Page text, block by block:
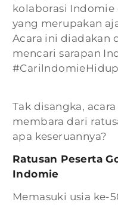
kolaborasi
yang merupakan
Acara ini diadakan
mencari sarapan
Tak disangka,
membara dari
apa keseruannya?
Ratusan Peserta
Indomie
Memasuki usia ke-